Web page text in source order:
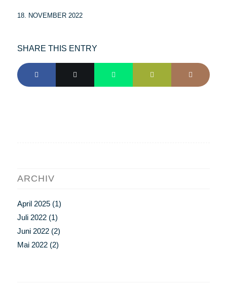
18. NOVEMBER 2022
SHARE THIS ENTRY
ARCHIV
April 2025(1)
Juli 2022(1)
Juni 2022(2)
Mai 2022(2)